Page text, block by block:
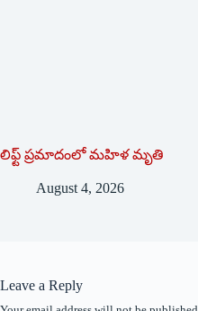
లిఫ్ట్ ప్రమాదంలో మహిళ మృతి
August 4, 2026
Leave a Reply